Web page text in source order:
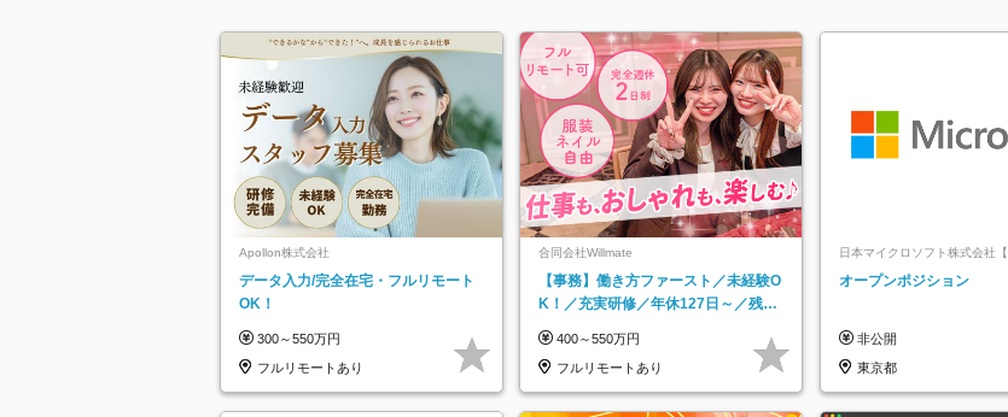
Apollon株式会社
データ入力/完全在宅・フルリモート
OK！
300～550万円
フルリモートあり
合同会社Willmate
【事務】働き方ファースト／未経験O
K！／充実研修／年休127日～／残業
400～550万円
フルリモートあり
日本マイクロソフト株式会社【
ッチ登録】
オープンポジション
非公開
東京都